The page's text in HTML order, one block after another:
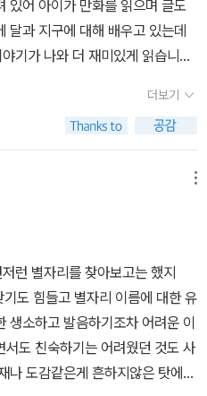
있어 아이가 만화를 읽으며 글도
달과 지구에 대해 배우고 있는데
기가 나와 더 재미있게 읽습니
합하여 에너지를 만듭니다.핵 융
끝나는 것입니다. 무거운 별은
니다. 책에서는 별의 여러 모습을
에는 40개 이상의 은하가 있다
대해서는 알고 있었지만 다른
했는데 다양한 은하에 대해 알아
있는 동안에는 일어나지 않지만
와 안드로메다 은하가 충돌을 한
운 일일까요? 아이는 먼 미래의 우
. 하지만, 그 때는 지금과는 다른
않으리라는 바람을 가져봅니
를 반영한 심화학습 워크북이 있
더보기
런 별자리를 찾아보고는 했지
도 힘들고 별자리 이름에 대한 유
생소하고 발음하기조차 어려운 이
도 친숙하기는 어려웠던 것도 사
나 도감같은게 흔하지않은 탓에